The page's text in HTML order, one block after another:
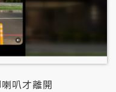
叭才離開